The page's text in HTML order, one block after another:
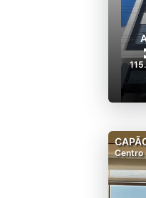
Centro